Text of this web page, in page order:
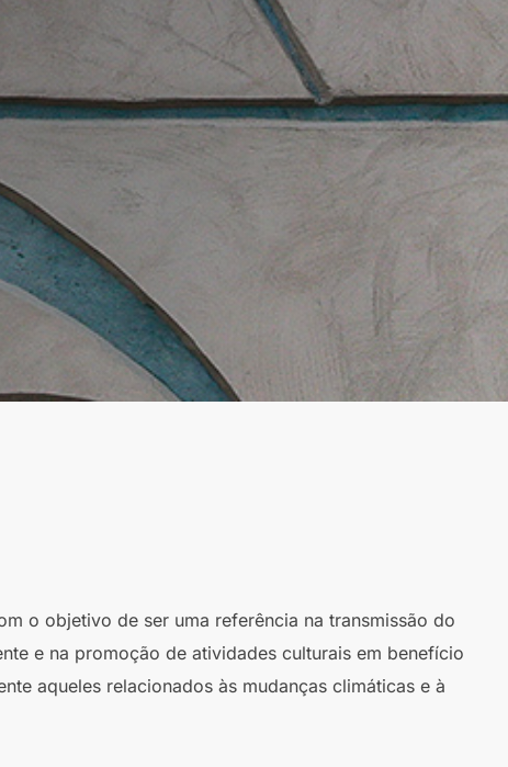
o objetivo de ser uma referência na transmissão do
e na promoção de atividades culturais em benefício
aqueles relacionados às mudanças climáticas e à